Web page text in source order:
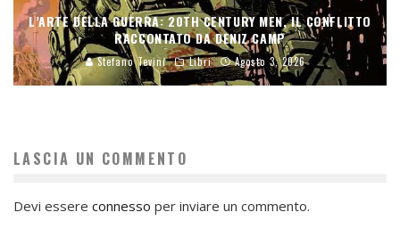
L’ARTE DELLA GUERRA: 20TH CENTURY MEN, IL CONFLITTO
RACCONTATO DA DENIZ CAMP
Stefano Tevini Libri Agosto 3, 2026
LASCIA UN COMMENTO
Devi essere connesso per inviare un commento.